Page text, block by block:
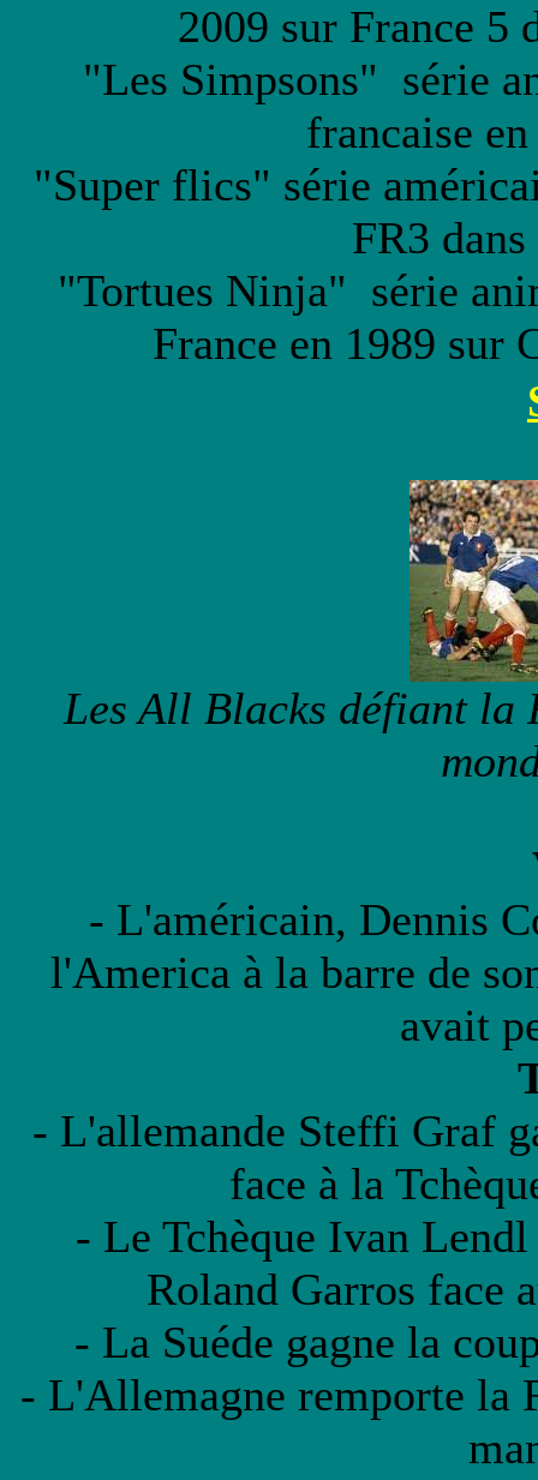
2009 sur France 5
"Les Simpsons" série
francaise
"Super flics" série
FR3
"Tortues Ninja" série
France en 1989 sur
Les All Blacks défiant la
- L'américain, Dennis
l'America à la barre de
avait
- L'allemande Steffi Graf
face à la
- Le Tchèque Ivan
Roland Garros face
- La Suéde gagne la
- L'Allemagne remporte la